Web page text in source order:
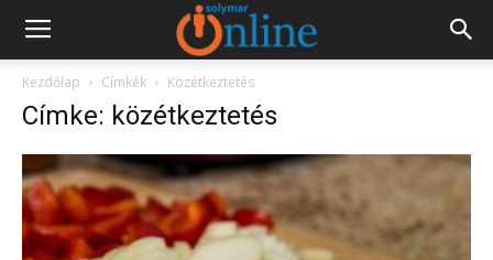
Kezdőlap Címkék Közétkeztetés
Címke: közétkeztetés